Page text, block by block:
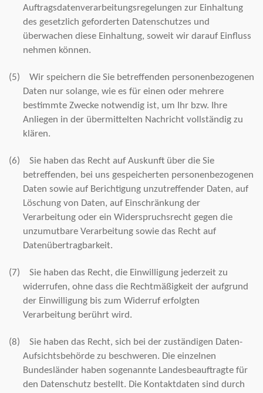
Auftragsdatenverarbeitungsregelungen zur Einhaltung
des gesetzlich geforderten Datenschutzes und
überwachen diese Einhaltung, soweit wir darauf Einfluss
nehmen können.
(5)
Wir speichern die Sie betreffenden personenbezogenen
Daten nur solange, wie es für einen oder mehrere
bestimmte Zwecke notwendig ist, um Ihr bzw. Ihre
Anliegen in der übermittelten Nachricht vollständig zu
klären.
(6)
Sie haben das Recht auf Auskunft über die Sie
betreffenden, bei uns gespeicherten personenbezogenen
Daten sowie auf Berichtigung unzutreffender Daten, auf
Löschung von Daten, auf Einschränkung der
Verarbeitung oder ein Widerspruchsrecht gegen die
unzumutbare Verarbeitung sowie das Recht auf
Datenübertragbarkeit.
(7)
Sie haben das Recht, die Einwilligung jederzeit zu
widerrufen, ohne dass die Rechtmäßigkeit der aufgrund
der Einwilligung bis zum Widerruf erfolgten
Verarbeitung berührt wird.
(8)
Sie haben das Recht, sich bei der zuständigen Daten-
Aufsichtsbehörde zu beschweren. Die einzelnen
Bundesländer haben sogenannte Landesbeauftragte für
den Datenschutz bestellt. Die Kontaktdaten sind durch